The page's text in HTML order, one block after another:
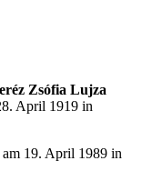
Zsófia Lujza
April 1919 in
am 19. April 1989 in